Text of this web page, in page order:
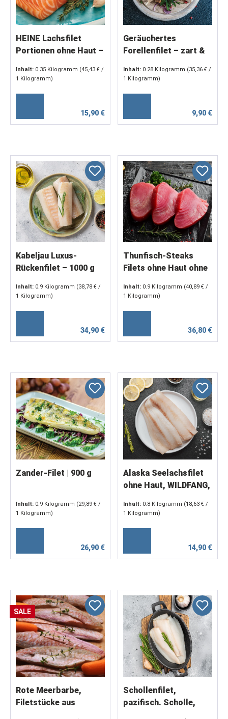
HEINE Lachsfilet
Portionen ohne Haut –
Inhalt: 0.35 Kilogramm (45,43 € /
1 Kilogramm)
15,90 €
Geräuchertes
Forellenfilet – zart &
ca. 140 g
Inhalt: 0.28 Kilogramm (35,36 € /
1 Kilogramm)
9,90 €
Kabeljau Luxus-
Rückenfilet – 1000 g
Inhalt: 0.9 Kilogramm (38,78 € /
1 Kilogramm)
34,90 €
Thunfisch-Steaks
Filets ohne Haut ohne
WILDFANG
Inhalt: 0.9 Kilogramm (40,89 € /
1 Kilogramm)
36,80 €
Zander-Filet | 900 g
Inhalt: 0.9 Kilogramm (29,89 € /
1 Kilogramm)
26,90 €
Alaska Seelachsfilet
ohne Haut, WILDFANG,
120 g, 800 g
Inhalt: 0.8 Kilogramm (18,63 € /
1 Kilogramm)
14,90 €
SALE
Rote Meerbarbe,
Filetstücke aus
Schollenfilet,
pazifisch. Scholle,